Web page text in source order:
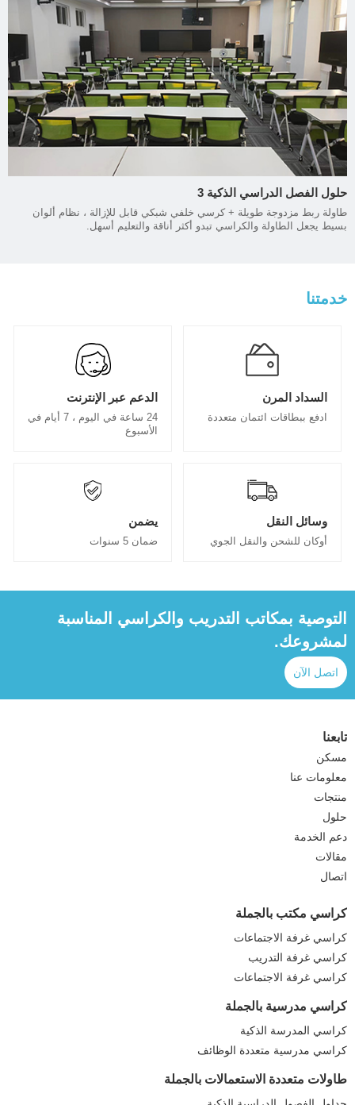
حلول الفصل الدراسي الذكية 3
طاولة ربط مزدوجة طويلة + كرسي خلفي شبكي قابل للإزالة ، نظام ألوان
بسيط يجعل الطاولة والكراسي تبدو أكثر أناقة والتعليم أسهل.
خدمتنا
السداد المرن
ادفع ببطاقات ائتمان متعددة
الدعم عبر الإنترنت
24 ساعة في اليوم ، 7 أيام في
الأسبوع
وسائل النقل
أوكان للشحن والنقل الجوي
يضمن
ضمان 5 سنوات
التوصية بمكاتب التدريب والكراسي المناسبة
لمشروعك.
اتصل الآن
تابعنا
مسكن
معلومات عنا
منتجات
حلول
دعم الخدمة
مقالات
اتصال
كراسي مكتب بالجملة
كراسي غرفة الاجتماعات
كراسي غرفة التدريب
كراسي غرفة الاجتماعات
كراسي مدرسية بالجملة
كراسي المدرسة الذكية
كراسي مدرسية متعددة الوظائف
طاولات متعددة الاستعمالات بالجملة